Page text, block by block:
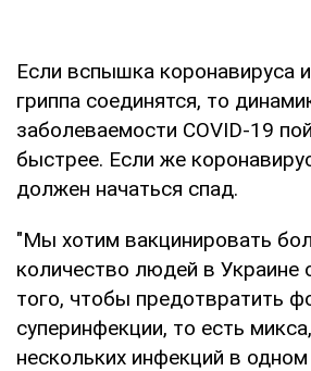
Если вспышка коронавируса
гриппа соединятся, то
заболеваемости COVID-19
быстрее. Если же
должен начаться спад.
"Мы хотим вакцинировать
количество людей в Украине
того, чтобы предотвратить
суперинфекции, то есть
нескольких инфекций в